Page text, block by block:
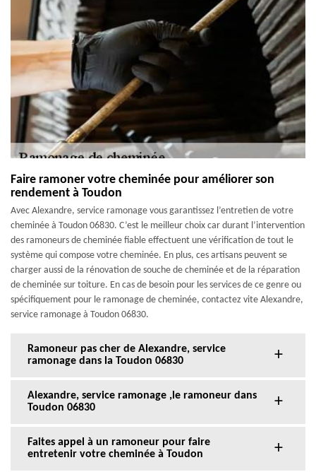
Faire ramoner votre cheminée pour améliorer son
rendement à Toudon
Avec Alexandre, service ramonage vous garantissez l’entretien de votre
cheminée à Toudon 06830. C’est le meilleur choix car durant l’intervention
des ramoneurs de cheminée fiable effectuent une vérification de tout le
système qui compose votre cheminée. En plus, ces artisans peuvent se
charger aussi de la rénovation de souche de cheminée et de la réparation
de cheminée sur toiture. En cas de besoin pour les services de ce genre ou
spécifiquement pour le ramonage de cheminée, contactez vite Alexandre,
service ramonage à Toudon 06830.
Ramoneur pas cher de Alexandre, service
ramonage dans la Toudon 06830
Alexandre, service ramonage ,le ramoneur dans
Toudon 06830
Faites appel à un ramoneur pour faire
entretenir votre cheminée à Toudon